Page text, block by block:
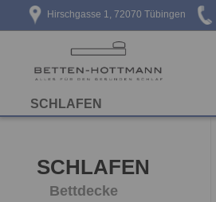
Hirschgasse 1, 72070 Tübingen
SCHLAFEN
SCHLAFEN
Bettdecke